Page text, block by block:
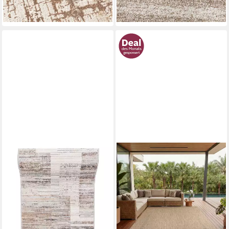
-78%
lieferbar - in 6-7 Werktagen bei dir
lieferbar - in 6-7 Werktagen bei dir